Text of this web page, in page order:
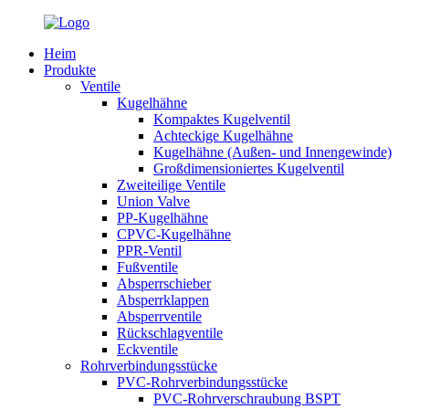
Heim
Produkte
Ventile
Kugelhähne
Kompaktes Kugelventil
Achteckige Kugelhähne
Kugelhähne (Außen- und Innengewinde)
Großdimensioniertes Kugelventil
Zweiteilige Ventile
Union Valve
PP-Kugelhähne
CPVC-Kugelhähne
PPR-Ventil
Fußventile
Absperrschieber
Absperrklappen
Absperrventile
Rückschlagventile
Eckventile
Rohrverbindungsstücke
PVC-Rohrverbindungsstücke
PVC-Rohrverschraubung BSPT